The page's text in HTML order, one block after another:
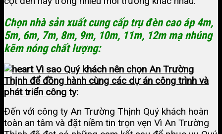
Chọn nhà sản xuất cung cấp trụ đèn cao áp 4m,
5m, 6m, 7m, 8m, 9m, 10m, 11m, 12m mạ nhúng
kẽm nóng chất lượng:
Vì sao Quý khách nên chọn An Trường
Thịnh để đồng hành cùng các dự án công trình và
phát triển công ty:
Đến với công ty An Trường Thịnh Quý khách hoàn
toàn an tâm và đặt niềm tin trọn vẹn Vì An Trường